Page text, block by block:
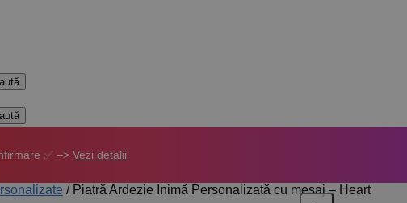
✅ –> Vezi detalii
/ Piatră Ardezie Inimă Personalizată cu mesaj – Heart